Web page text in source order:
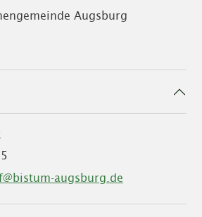
Augsburg
augsburg.de